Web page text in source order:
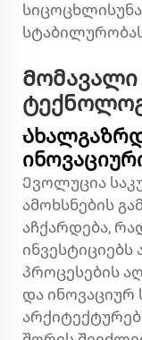
Მომავალი
Ევოლუცია
ამოხსნების
აჩქარდება,
პროცესების
და ინოვაციურ